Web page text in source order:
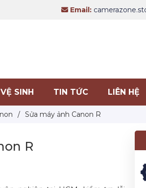
Email:
VỆ SINH TIN TỨC LIÊN HỆ
/ Sửa máy ảnh Canon R
R